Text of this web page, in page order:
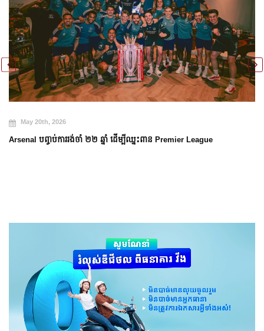
May 20th, 2026
Arsenal បញ្ចប់ការរង់ចាំ ២២ ឆ្នាំ ដើម្បីឈ្នះពាន Premier League